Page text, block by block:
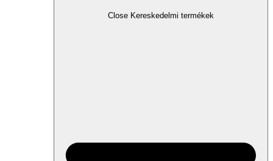
Close Kereskedelmi termékek